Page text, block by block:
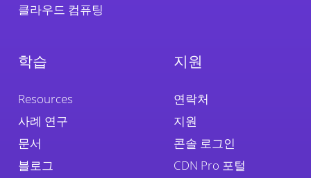
클라우드 컴퓨팅
학습
Resources
사례 연구
문서
블로그
지원
연락처
지원
콘솔 로그인
CDN Pro 포털